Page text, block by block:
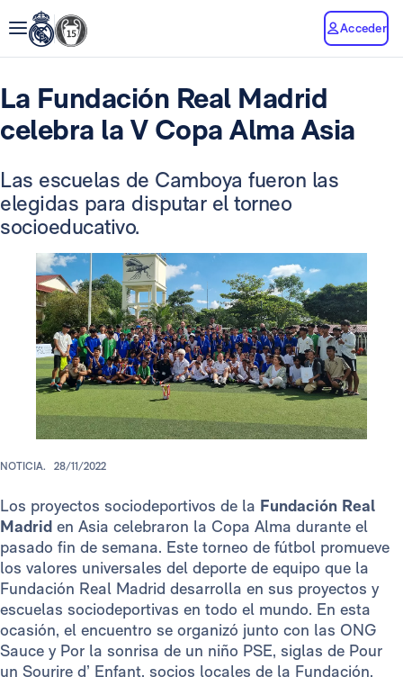
Acceder
La Fundación Real Madrid
celebra la V Copa Alma Asia
Las escuelas de Camboya fueron las
elegidas para disputar el torneo
socioeducativo.
NOTICIA. 28/11/2022
Los proyectos sociodeportivos de la Fundación Real
Madrid en Asia celebraron la Copa Alma durante el
pasado fin de semana. Este torneo de fútbol promueve
los valores universales del deporte de equipo que la
Fundación Real Madrid desarrolla en sus proyectos y
escuelas sociodeportivas en todo el mundo. En esta
ocasión, el encuentro se organizó junto con las ONG
Sauce y Por la sonrisa de un niño PSE, siglas de Pour
un Sourire d’ Enfant, socios locales de la Fundación.